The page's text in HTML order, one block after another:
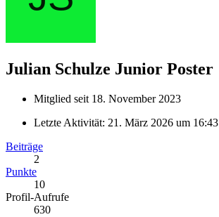
Julian Schulze Junior Poster
Mitglied seit 18. November 2023
Letzte Aktivität: 21. März 2026 um 16:43
Beiträge
2
Punkte
10
Profil-Aufrufe
630